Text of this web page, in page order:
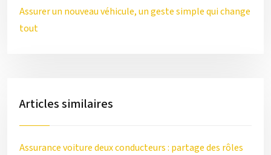
Assurer un nouveau véhicule, un geste simple qui change
tout
Articles similaires
Assurance voiture deux conducteurs : partage des rôles